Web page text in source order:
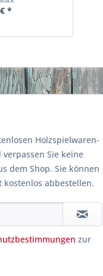
*
Holzspielwaren-
Sie keine
dem Shop. Sie können
abbestellen.
zur